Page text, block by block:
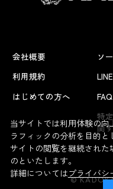
会社概要
利用規約
はじめての方へ
ソ
FAQ
特
関
©
当サイトでは利用体験の
ラフィックの分析を目的
サイトの閲覧を継続され
のといたします。
詳細についてはプライバシ